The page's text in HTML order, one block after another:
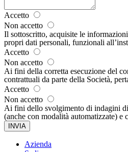
Accetto
Non accetto
Il sottoscritto, acquisite le
propri dati personali, funzionali
Accetto
Non accetto
Ai fini della corretta esecuzione del
contrattuali da parte della Società,
Accetto
Non accetto
Ai fini dello svolgimento di indagini
(anche con modalità automatizzate)
INVIA
Azienda